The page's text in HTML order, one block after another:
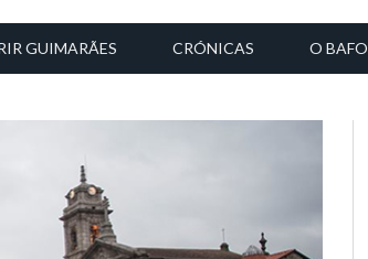
GUIMARÃES CRÓNICAS O BAFO